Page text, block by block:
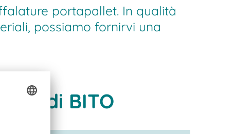
portapallet. In qualità
possiamo fornirvi una
di BITO